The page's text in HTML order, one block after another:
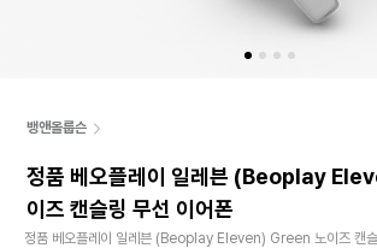
뱅앤올룹슨
정품 베오플레이 일레븐 (Beoplay
이즈 캔슬링 무선 이어폰
정품 베오플레이 일레븐 (Beoplay Eleven) Green 노이즈 캔